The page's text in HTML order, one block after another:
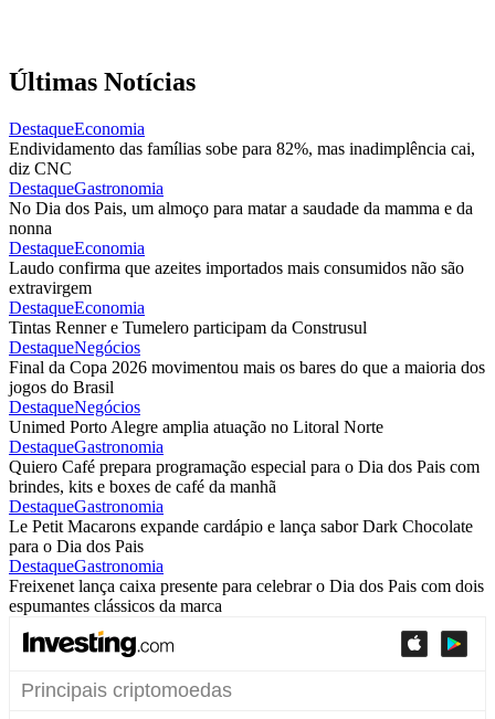
Últimas Notícias
DestaqueEconomia
Endividamento das famílias sobe para 82%, mas inadimplência cai,
diz CNC
DestaqueGastronomia
No Dia dos Pais, um almoço para matar a saudade da mamma e da
nonna
DestaqueEconomia
Laudo confirma que azeites importados mais consumidos não são
extravirgem
DestaqueEconomia
Tintas Renner e Tumelero participam da Construsul
DestaqueNegócios
Final da Copa 2026 movimentou mais os bares do que a maioria dos
jogos do Brasil
DestaqueNegócios
Unimed Porto Alegre amplia atuação no Litoral Norte
DestaqueGastronomia
Quiero Café prepara programação especial para o Dia dos Pais com
brindes, kits e boxes de café da manhã
DestaqueGastronomia
Le Petit Macarons expande cardápio e lança sabor Dark Chocolate
para o Dia dos Pais
DestaqueGastronomia
Freixenet lança caixa presente para celebrar o Dia dos Pais com dois
espumantes clássicos da marca